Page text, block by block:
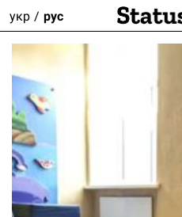
укр рус